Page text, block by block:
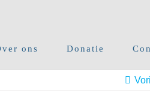
ons Donatie